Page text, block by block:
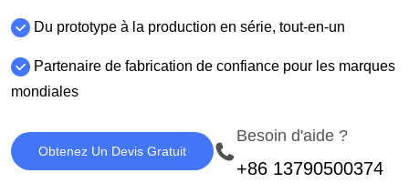
Du prototype à la production en série, tout-en-un
Partenaire de fabrication de confiance pour les marques
mondiales
Obtenez Un Devis Gratuit
Besoin d'aide ?
+86 13790500374